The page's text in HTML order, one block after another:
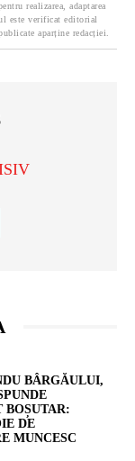
realizarea, adaptarea
este verificat editorial
aparține redacției.
BÂRGĂULUI,
BOȘUTAR:
DE
MUNCESC